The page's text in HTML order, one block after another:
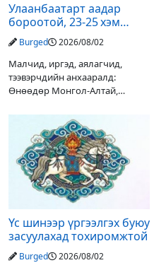
Улаанбаатарт аадар
бороотой, 23-25 хэм
дулаан байна
Burged 2026/08/02
Малчид, иргэд, аялагчид,
тээвэрчдийн анхааралд:
Өнөөдөр Монгол-Алтай,
уулархаг нутгаар бороо, дуу
цахилгаантай аадар бороо
орох тул голуудын усны
түвшин нэмэгдэх, нөөлөг
Үс шинээр үргээлгэх буюу
засуулахад тохиромжтой
Burged 2026/08/02